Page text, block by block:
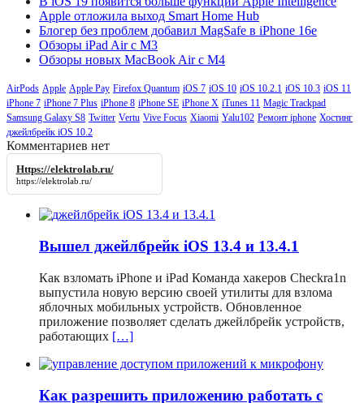
Apple отложила выход Smart Home Hub
Блогер без проблем добавил MagSafe в iPhone 16e
Обзоры iPad Air с M3
Обзоры новых MacBook Air с M4
AirPods Apple Apple Pay Firefox Quantum iOS 7 iOS 10 iOS 10.2.1 iOS 10.3 iOS 11
iPhone 7 iPhone 7 Plus iPhone 8 iPhone SE iPhone X iTunes 11 Magic Trackpad
Samsung Galaxy S8 Twitter Vertu Vive Focus Xiaomi Yalu102 Ремонт iphone Хостинг
джейлбрейк iOS 10.2
Комментариев нет
Https://elektrolab.ru/
https://elektrolab.ru/
Вышел джейлбрейк iOS 13.4 и 13.4.1
Как взломать iPhone и iPad Команда хакеров Checkra1n
выпустила новую версию своей утилиты для взлома
яблочных мобильных устройств. Обновленное
приложение позволяет сделать джейлбрейк устройств,
работающих […]
Как разрешить приложению работать с